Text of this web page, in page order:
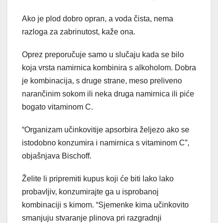
Ako je plod dobro opran, a voda čista, nema
razloga za zabrinutost, kaže ona.
Oprez preporučuje samo u slučaju kada se bilo
koja vrsta namirnica kombinira s alkoholom. Dobra
je kombinacija, s druge strane, meso preliveno
narančinim sokom ili neka druga namirnica ili piće
bogato vitaminom C.
“Organizam učinkovitije apsorbira željezo ako se
istodobno konzumira i namirnica s vitaminom C”,
objašnjava Bischoff.
Želite li pripremiti kupus koji će biti lako lako
probavljiv, konzumirajte ga u isprobanoj
kombinaciji s kimom. “Sjemenke kima učinkovito
smanjuju stvaranje plinova pri razgradnji